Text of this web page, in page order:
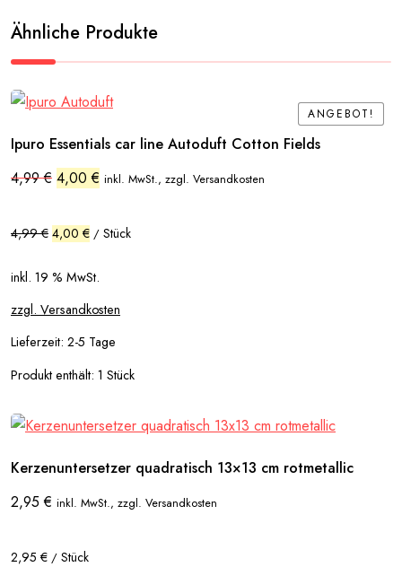
Ähnliche Produkte
ANGEBOT!
ANGEBOT!
Ipuro Essentials car line Autoduft Cotton Fields
4,99€ Ursprünglicher
Preis
4,99 €
4,00€ Aktueller
Preis
inkl. MwSt., zzgl. Versandkosten
4,99€ 4,00 € / Stück
inkl. 19 % MwSt.
zzgl. Versandkosten
Lieferzeit: 2-5 Tage
Produkt enthält: 1 Stück
Kerzenuntersetzer quadratisch 13×13 cm rotmetallic
2,95€ inkl. MwSt., zzgl. Versandkosten
2,95 € / Stück